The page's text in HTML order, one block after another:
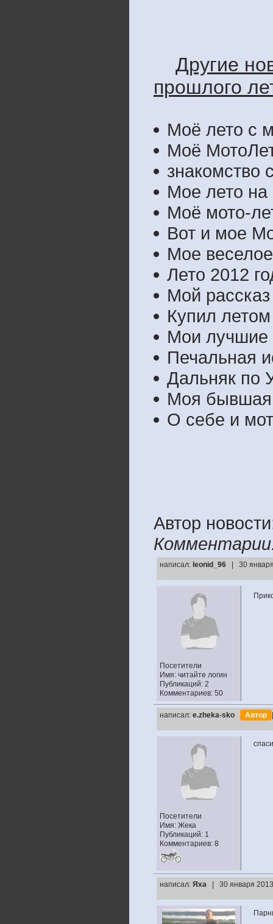
Другие
прошлого
Моё лето с
Моё
знакомство
Мое лето
Моё мото-
Вот и мое
Мое
Лето 2012
Мой
Купил
Мои лучшие
Печальная
Дальняк по
Моя бывшая
О себе и
Автор
написал: leonid_96 | 30
Посетители
Имя: читайте логин
Публикаций: 2
Комментариев: 50
написал: e.zheka-sko Автор
Посетители
Имя: Жека
Публикаций: 1
Комментариев: 8
написал: Яха | 30 января